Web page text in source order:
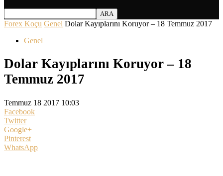
Forex Koçu Genel Dolar Kayıplarını Koruyor – 18 Temmuz 2017
Genel
Dolar Kayıplarını Koruyor – 18
Temmuz 2017
Temmuz 18 2017 10:03
Facebook
Twitter
Google+
Pinterest
WhatsApp